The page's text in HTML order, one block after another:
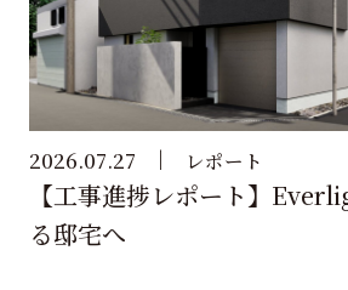
2026.07.27 レポート
【工事進捗レポート】
る邸宅へ